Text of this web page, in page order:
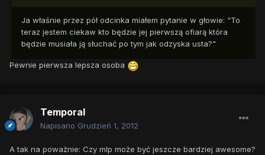
Ja właśnie przez pół odcinka miałem pytanie w głowie: "To
teraz jestem ciekaw kto będzie jej pierwszą ofiarą która
będzie musiała ją słuchać po tym jak odzyska usta?"
Pewnie pierwsza lepsza osoba
Temporal
Napisano Grudzień 1, 2012
A tak na poważnie: Czy mlp może być jeszcze bardziej awesome?